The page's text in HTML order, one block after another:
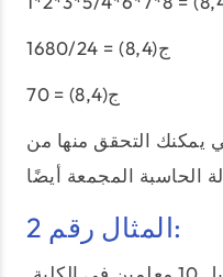
ج(8,4) = 1680/24
ج(8,4) = 70
يمكنك التحقق منها من
المثال رقم 2: